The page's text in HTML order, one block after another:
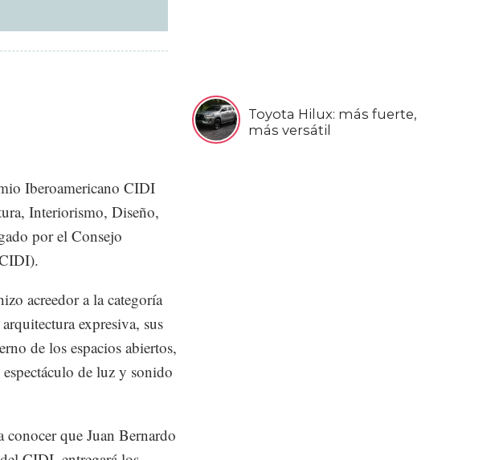
Toyota Hilux: más fuerte,
más versátil
Iberoamericano CIDI
Interiorismo, Diseño,
por el Consejo
acreedor a la categoría
expresiva, sus
de los espacios abiertos,
de luz y sonido
que Juan Bernardo